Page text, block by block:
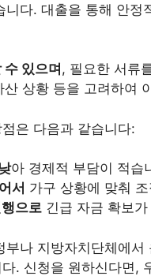
다. 대출을 통해 안
있으며 , 필요한 서류
상황 등을 고려하여
은 다음과 같습니다:
아 경제적 부담이 적습
서 가구 상황에 맞춰
으로 긴급 자금 확보
부나 지방자치단체에
. 신청을 원하신다면,